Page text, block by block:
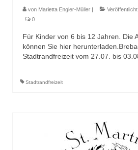
von Marietta Engler-Müller Veröffentlicht
0
Für Kinder von 6 bis 12 Jahren. Die
können Sie hier
Stadtrandfreizeit vom 27.07. bis
Stadtrandfreizeit